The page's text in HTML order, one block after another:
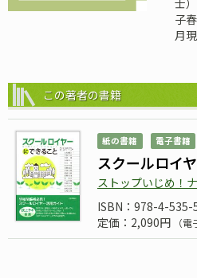
士
子
月
この著者の書籍
紙の書籍 電子書籍
スクールロイ
ストップいじめ！
ISBN：978-4-535-
定価：2,090円
（